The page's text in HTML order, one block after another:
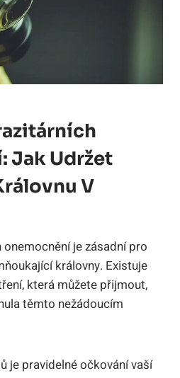
Jak Udržet
V
je zásadní pro
královny. Existuje
která můžete přijmout,
těmto nežádoucím
je pravidelné očkování vaší